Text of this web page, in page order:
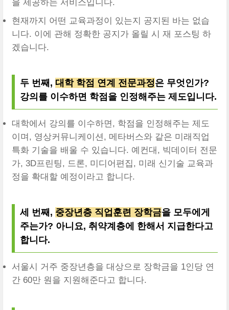
을 제공하는 서비스입니다.
현재까지 어떤 교육과정이 있는지 공지된 바는 없습
니다. 이에 관해 정확한 공지가 올릴 시 재 포스팅 하
겠습니다.
두 번째, 대학 학점 연계 전문과정은 무엇인가?
강의를 이수하면 학점을 인정해주는 제도입니다.
대학에서 강의를 이수하면, 학점을 인정해주는 제도
이며, 영상커뮤니케이션, 메타버스와 같은 미래직업
특화 기술을 배울 수 있습니다. 예컨대, 빅데이터 전문
가, 3D프린팅, 드론, 미디어편집, 미래 신기술 교육과
정을 확대할 예정이라고 합니다.
세 번째, 중장년층 직업훈련 장학금을 모두에게
주는가? 아니요, 취약계층에 한해서 지급한다고
합니다.
서울시 거주 중장년층을 대상으로 장학금을 1인당 연
간 60만 원을 지원해준다고 합니다.